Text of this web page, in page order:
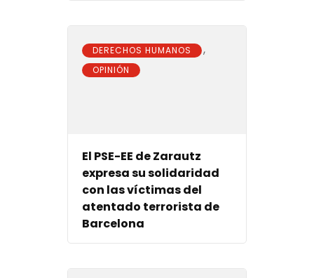
DERECHOS HUMANOS ,
OPINIÓN
El PSE-EE de Zarautz
expresa su solidaridad
con las víctimas del
atentado terrorista de
Barcelona